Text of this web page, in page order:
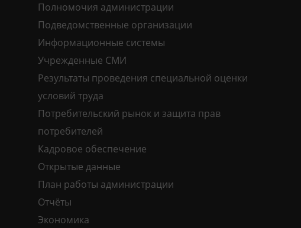
Полномочия администрации
Подведомственные организации
Информационные системы
Учрежденные СМИ
Результаты проведения специальной оценки
условий труда
Потребительский рынок и защита прав
потребителей
Кадровое обеспечение
Открытые данные
План работы администрации
Отчёты
Экономика